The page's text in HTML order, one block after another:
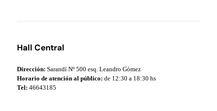
Hall Central
Dirección: Sarandí Nº 500 esq. Leandro Gómez
Horario de atención al público: de 12:30 a 18:30 hs
Tel: 46643185